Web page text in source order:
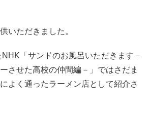
いただきました。
「サンドのお風呂いただきます－
させた高校の仲間編－」ではさだま
よく通ったラーメン店として紹介さ